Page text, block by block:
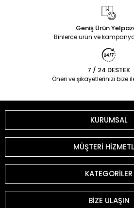
Geniş Ürün
Binlerce ürün ve
7 / 24 DESTEK
Öneri ve şikayetlerinizi bize
KURUMSAL
MÜŞTERİ
KATEGORİLER
BİZE ULAŞIN